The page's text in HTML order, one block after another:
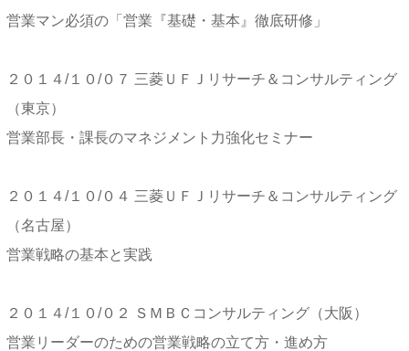
営業マン必須の「営業『基礎・基本』徹底研修」
２０１４/１０/０７ 三菱ＵＦＪリサーチ＆コンサルティング
（東京）
営業部長・課長のマネジメント力強化セミナー
２０１４/１０/０４ 三菱ＵＦＪリサーチ＆コンサルティング
（名古屋）
営業戦略の基本と実践
２０１４/１０/０２ ＳＭＢＣコンサルティング（大阪）
営業リーダーのための営業戦略の立て方・進め方